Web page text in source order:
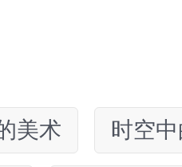
美术 时空